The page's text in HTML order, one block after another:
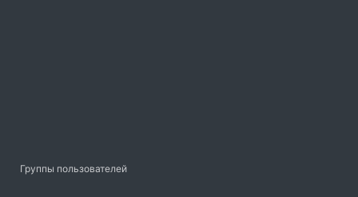
Группы пользователей